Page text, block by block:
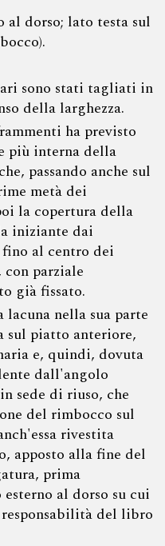
al dorso; lato testa sul
sono stati tagliati in
della larghezza.
ha previsto
più interna della
passando anche sul
metà dei
la copertura della
iniziante dai
al centro dei
con parziale
già fissato.
lacuna nella sua parte
sul piatto anteriore,
e, quindi, dovuta
dall'angolo
sede di riuso, che
del rimbocco sul
rivestita
apposto alla fine del
prima
al dorso su cui
del libro